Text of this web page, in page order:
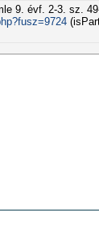
9. évf. 2-3. sz.